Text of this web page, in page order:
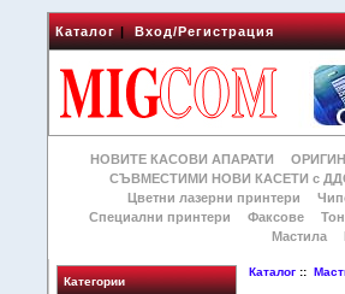
Каталог|Вход/Регистрация
НОВИТЕ КАСОВИ АПАРАТИ
СЪВМЕСТИМИ НОВИ КАСЕТИ с
Цветни лазерни принтери
Специални принтери
Факсове
Мастила
Категории
Каталог ::